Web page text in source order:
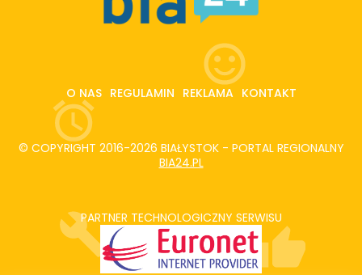
O NAS REGULAMIN REKLAMA KONTAKT
© COPYRIGHT 2016-2026 BIAŁYSTOK - PORTAL REGIONALNY
BIA24.PL
PARTNER TECHNOLOGICZNY SERWISU